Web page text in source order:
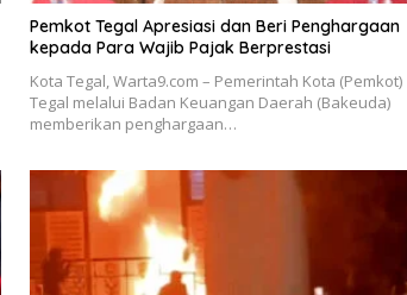
Pemkot Tegal Apresiasi dan Beri Penghargaan
kepada Para Wajib Pajak Berprestasi
Kota Tegal, Warta9.com – Pemerintah Kota (Pemkot)
Tegal melalui Badan Keuangan Daerah (Bakeuda)
memberikan penghargaan…